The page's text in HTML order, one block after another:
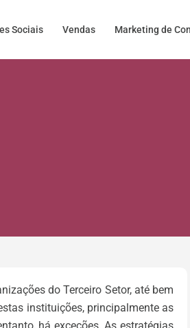
Sociais Vendas Marketing de
do Terceiro Setor, até bem
instituições, principalmente as